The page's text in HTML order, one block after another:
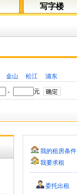
写字楼
金山 松江 浦东
- 元
我的租房条件
我要求租
委托出租